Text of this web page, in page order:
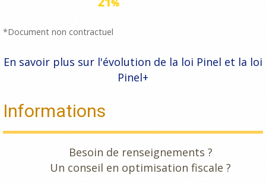
*Document non contractuel
En savoir plus sur l'évolution de la loi Pinel et la loi
Pinel+
Informations
Besoin de renseignements ?
Un conseil en optimisation fiscale ?